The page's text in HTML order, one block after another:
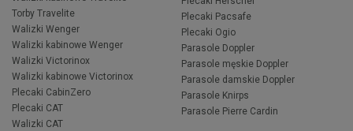
Torby Travelite
Walizki Wenger
Walizki kabinowe Wenger
Walizki Victorinox
Walizki kabinowe Victorinox
Plecaki CabinZero
Plecaki CAT
Walizki CAT
Plecaki Pacsafe
Plecaki Ogio
Parasole Doppler
Parasole męskie Doppler
Parasole damskie Doppler
Parasole Knirps
Parasole Pierre Cardin